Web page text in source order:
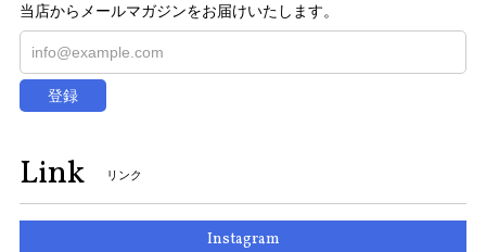
当店からメールマガジンをお届けいたします。
登録
Link リンク
Instagram